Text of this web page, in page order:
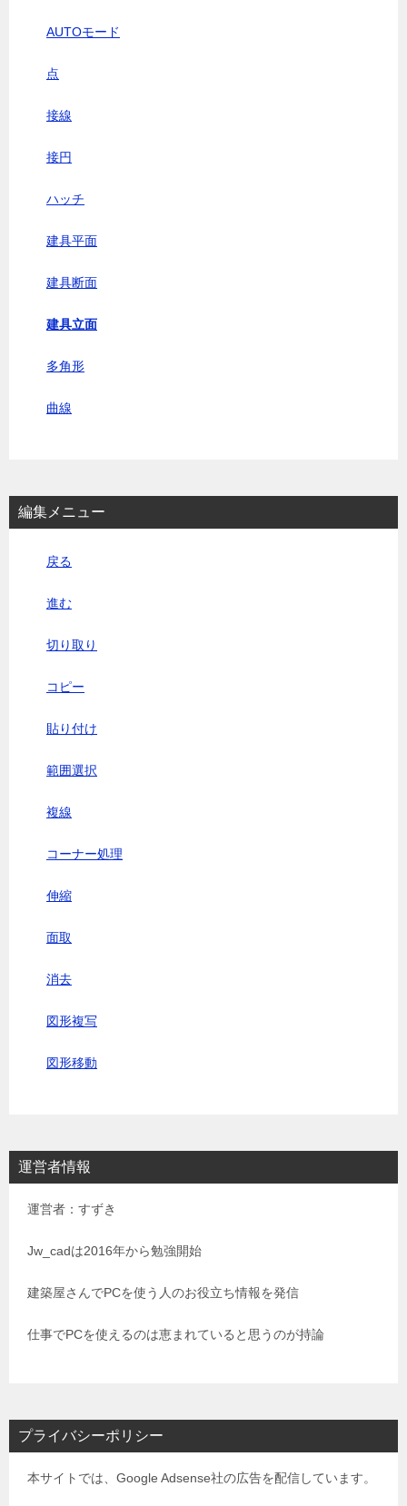
AUTOモード
点
接線
接円
ハッチ
建具平面
建具断面
建具立面
多角形
曲線
編集メニュー
戻る
進む
切り取り
コピー
貼り付け
範囲選択
複線
コーナー処理
伸縮
面取
消去
図形複写
図形移動
運営者情報
運営者：すずき
Jw_cadは2016年から勉強開始
建築屋さんでPCを使う人のお役立ち情報を発信
仕事でPCを使えるのは恵まれていると思うのが持論
プライバシーポリシー
本サイトでは、Google Adsense社の広告を配信しています。